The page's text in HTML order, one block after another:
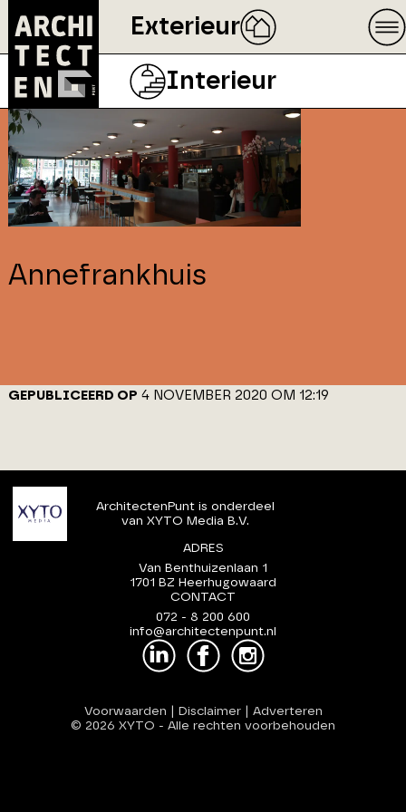
Exterieur
Interieur
Annefrankhuis
GEPUBLICEERD OP 4 NOVEMBER 2020 OM 12:19
ArchitectenPunt is onderdeel
van XYTO Media B.V.
ADRES
Van Benthuizenlaan 1
1701 BZ Heerhugowaard
CONTACT
072 - 8 200 600
info@architectenpunt.nl
Voorwaarden Disclaimer| Adverteren
© 2026 XYTO - Alle rechten voorbehouden